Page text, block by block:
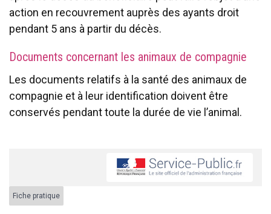
action en recouvrement auprès des ayants droit
pendant 5 ans à partir du décès.
Documents concernant les animaux de compagnie
Les documents relatifs à la santé des animaux de
compagnie et à leur identification doivent être
conservés pendant toute la durée de vie l’animal.
Fiche pratique